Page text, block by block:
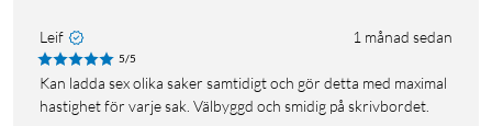
Leif 1 månad sedan
5/5
Kan ladda sex olika saker samtidigt och gör detta med maximal
hastighet för varje sak. Välbyggd och smidig på skrivbordet.